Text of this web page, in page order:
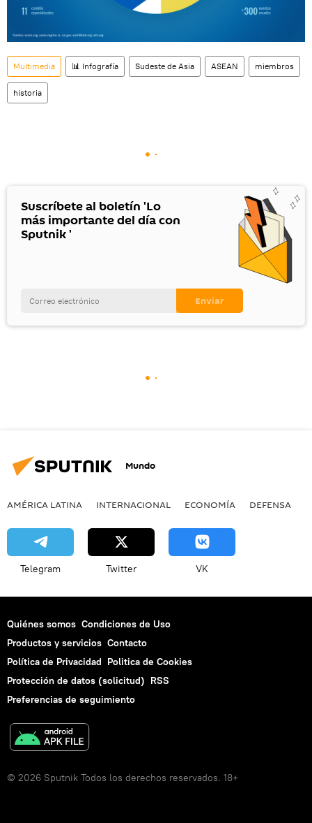
Multimedia 📊 Infografía Sudeste de Asia ASEAN miembros
historia
Suscríbete al boletín 'Lo
más importante del día con
Sputnik '
Mundo
AMÉRICA LATINA INTERNACIONAL ECONOMÍA DEFENSA
Telegram Twitter VK
Quiénes somos Condiciones de Uso
Productos y servicios Contacto
Política de Privacidad Politica de Cookies
Protección de datos (solicitud) RSS
Preferencias de seguimiento
© 2026 Sputnik Todos los derechos reservados. 18+